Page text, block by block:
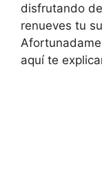
disfrutando
renueves tu
aquí te